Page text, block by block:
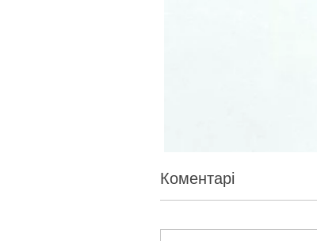
Коментарі